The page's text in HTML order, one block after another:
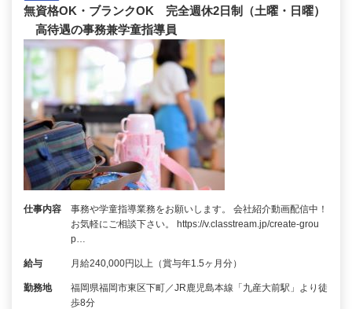
無資格OK・ブランクOK 完全週休2日制（土曜・日曜）
高待遇の事務兼学童指導員
仕事内容
事務や学童指導業務をお願いします。 会社紹介動画配信中！
お気軽にご相談下さい。 https://v.classtream.jp/create-grou
p…
給与 月給240,000円以上（賞与年1.5ヶ月分）
勤務地
福岡県福岡市東区下町／JR鹿児島本線「九産大前駅」より徒
歩8分